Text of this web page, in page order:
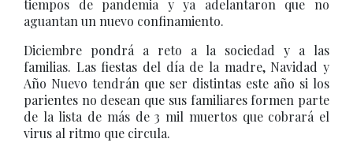
tiempos de pandemia y ya adelantaron que no
aguantan un nuevo confinamiento.
Diciembre pondrá a reto a la sociedad y a las
familias. Las fiestas del día de la madre, Navidad y
Año Nuevo tendrán que ser distintas este año si los
parientes no desean que sus familiares formen parte
de la lista de más de 3 mil muertos que cobrará el
virus al ritmo que circula.